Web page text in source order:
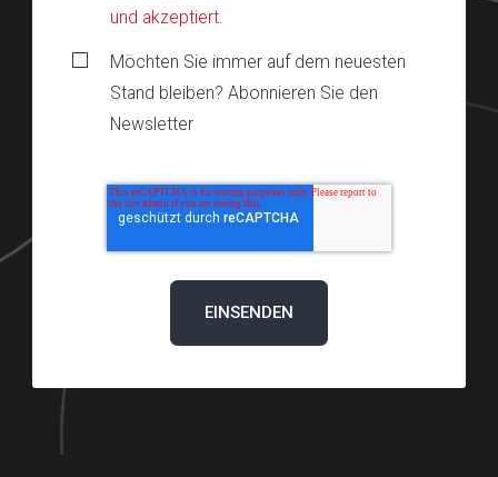
und akzeptiert
Möchten Sie immer auf dem neuesten
Stand bleiben? Abonnieren Sie den
Newsletter